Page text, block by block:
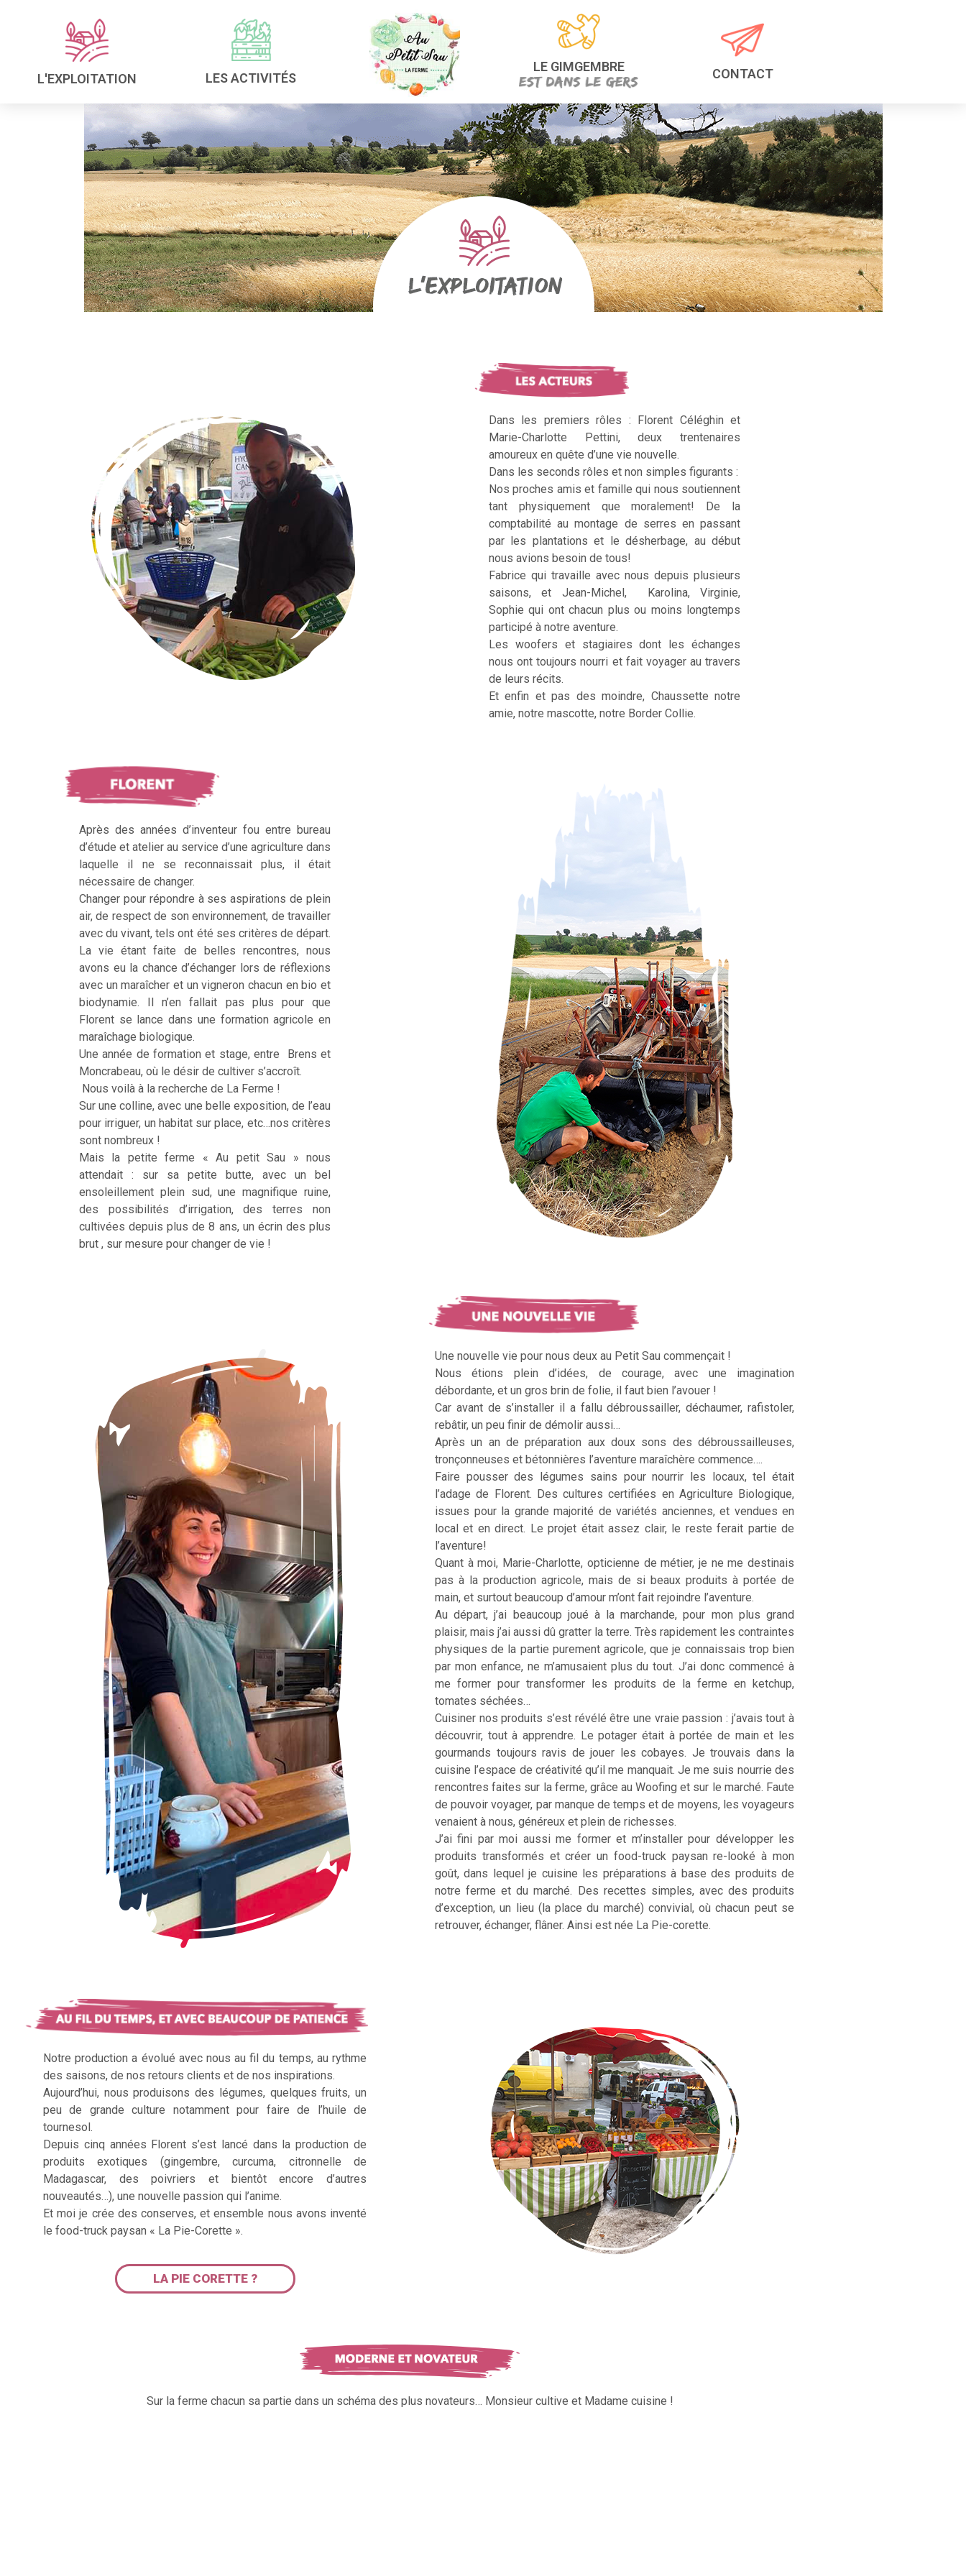
L'EXPLOITATION LES ACTIVITÉS
LE GIMGEMBRE CONTACT
Dans les premiers rôles : Florent Céléghin et
Marie-Charlotte Pettini, deux trentenaires
amoureux en quête d’une vie nouvelle.
Dans les seconds rôles et non simples figurants :
Nos proches amis et famille qui nous soutiennent
tant physiquement que moralement! De la
comptabilité au montage de serres en passant
par les plantations et le désherbage, au début
nous avions besoin de tous!
Fabrice qui travaille avec nous depuis plusieurs
saisons, et Jean-Michel, Karolina, Virginie,
Sophie qui ont chacun plus ou moins longtemps
participé à notre aventure.
Les woofers et stagiaires dont les échanges
nous ont toujours nourri et fait voyager au travers
de leurs récits.
Et enfin et pas des moindre, Chaussette notre
amie, notre mascotte, notre Border Collie.
Après des années d’inventeur fou entre bureau
d’étude et atelier au service d’une agriculture dans
laquelle il ne se reconnaissait plus, il était
nécessaire de changer.
Changer pour répondre à ses aspirations de plein
air, de respect de son environnement, de travailler
avec du vivant, tels ont été ses critères de départ.
La vie étant faite de belles rencontres, nous
avons eu la chance d’échanger lors de réflexions
avec un maraîcher et un vigneron chacun en bio et
biodynamie. Il n’en fallait pas plus pour que
Florent se lance dans une formation agricole en
maraîchage biologique.
Une année de formation et stage, entre Brens et
Moncrabeau, où le désir de cultiver s’accroît.
Nous voilà à la recherche de La Ferme !
Sur une colline, avec une belle exposition, de l’eau
pour irriguer, un habitat sur place, etc…nos critères
sont nombreux !
Mais la petite ferme « Au petit Sau » nous
attendait : sur sa petite butte, avec un bel
ensoleillement plein sud, une magnifique ruine,
des possibilités d’irrigation, des terres non
cultivées depuis plus de 8 ans, un écrin des plus
brut , sur mesure pour changer de vie !
Une nouvelle vie pour nous deux au Petit Sau commençait !
Nous étions plein d’idées, de courage, avec une imagination
débordante, et un gros brin de folie, il faut bien l’avouer !
Car avant de s’installer il a fallu débroussailler, déchaumer, rafistoler,
rebâtir, un peu finir de démolir aussi…
Après un an de préparation aux doux sons des débroussailleuses,
tronçonneuses et bétonnières l’aventure maraîchère commence….
Faire pousser des légumes sains pour nourrir les locaux, tel était
l’adage de Florent. Des cultures certifiées en Agriculture Biologique,
issues pour la grande majorité de variétés anciennes, et vendues en
local et en direct. Le projet était assez clair, le reste ferait partie de
l’aventure!
Quant à moi, Marie-Charlotte, opticienne de métier, je ne me destinais
pas à la production agricole, mais de si beaux produits à portée de
main, et surtout beaucoup d’amour m’ont fait rejoindre l’aventure.
Au départ, j’ai beaucoup joué à la marchande, pour mon plus grand
plaisir, mais j’ai aussi dû gratter la terre. Très rapidement les contraintes
physiques de la partie purement agricole, que je connaissais trop bien
par mon enfance, ne m’amusaient plus du tout. J’ai donc commencé à
me former pour transformer les produits de la ferme en ketchup,
tomates séchées…
Cuisiner nos produits s’est révélé être une vraie passion : j’avais tout à
découvrir, tout à apprendre. Le potager était à portée de main et les
gourmands toujours ravis de jouer les cobayes. Je trouvais dans la
cuisine l’espace de créativité qu’il me manquait. Je me suis nourrie des
rencontres faites sur la ferme, grâce au Woofing et sur le marché. Faute
de pouvoir voyager, par manque de temps et de moyens, les voyageurs
venaient à nous, généreux et plein de richesses.
J’ai fini par moi aussi me former et m’installer pour développer les
produits transformés et créer un food-truck paysan re-looké à mon
goût, dans lequel je cuisine les préparations à base des produits de
notre ferme et du marché. Des recettes simples, avec des produits
d’exception, un lieu (la place du marché) convivial, où chacun peut se
retrouver, échanger, flâner. Ainsi est née La Pie-corette.
Notre production a évolué avec nous au fil du temps, au rythme
des saisons, de nos retours clients et de nos inspirations.
Aujourd’hui, nous produisons des légumes, quelques fruits, un
peu de grande culture notamment pour faire de l’huile de
tournesol.
Depuis cinq années Florent s’est lancé dans la production de
produits exotiques (gingembre, curcuma, citronnelle de
Madagascar, des poivriers et bientôt encore d’autres
nouveautés…), une nouvelle passion qui l’anime.
Et moi je crée des conserves, et ensemble nous avons inventé
le food-truck paysan « La Pie-Corette ».
LA PIE CORETTE ?
Sur la ferme chacun sa partie dans un schéma des plus novateurs… Monsieur cultive et Madame cuisine !